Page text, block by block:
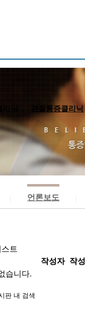
닉
주사치료
성형술
수핵감압술
체성형술
관절통증클리닉
근골격계
근골격
체외충
언론보도
트
작성자 작
습니다.